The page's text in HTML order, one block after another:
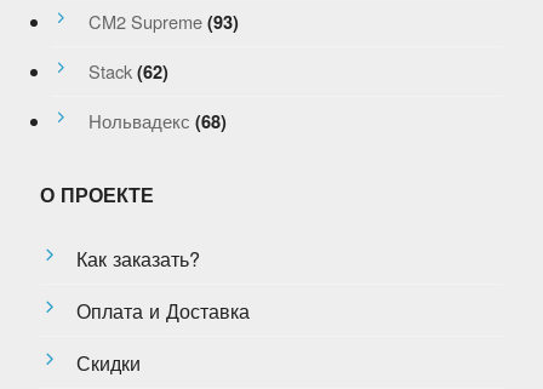
CM2 Supreme (93)
Stack (62)
Нольвадекс (68)
О ПРОЕКТЕ
Как заказать?
Оплата и Доставка
Скидки